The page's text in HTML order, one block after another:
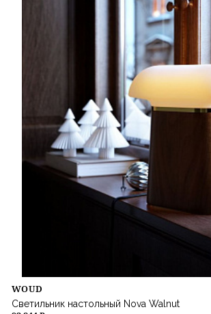
WOUD
Светильник настольный Nova Walnut